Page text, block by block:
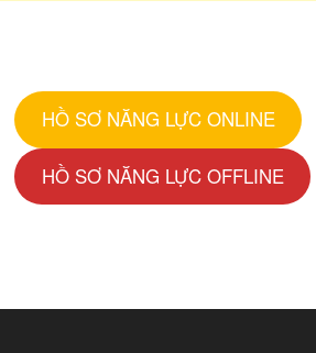
HỒ SƠ NĂNG LỰC ONLINE
HỒ SƠ NĂNG LỰC OFFLINE